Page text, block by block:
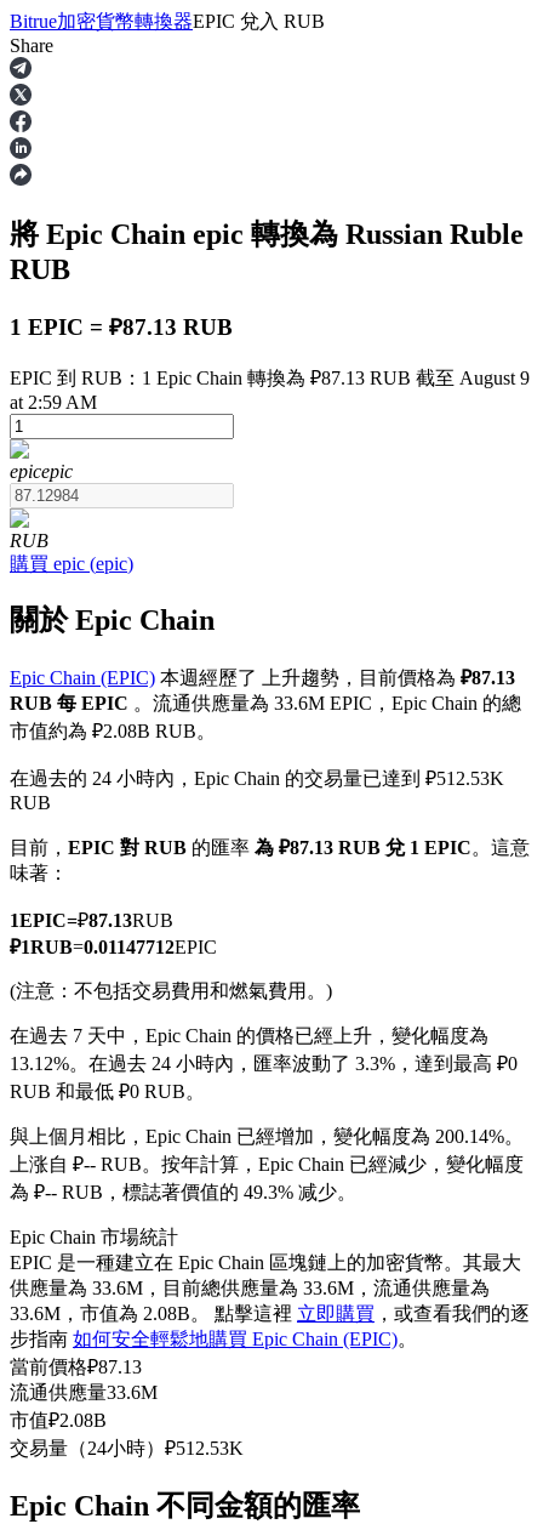
合約
USDT永續
多種以USDT結算的永續合約
幣本位永續
以數字貨幣為保證金的永續合約
美股、外匯、貴金屬及大宗商品衍生性商品
多種以USDC結算的永續合約
跟單
與頂尖交易專家同行
Bitrue加密貨幣轉換器EPIC 兌入 RUB
Share
將 Epic Chain epic 轉換為 Russian Ruble
RUB
1 EPIC = ₽87.13 RUB
EPIC 到 RUB：1 Epic Chain 轉換為 ₽87.13 RUB 截至 August 9
at 2:59 AM
epicepic
RUB
購買 epic (epic)
關於 Epic Chain
Epic Chain (EPIC) 本週經歷了 上升趨勢，目前價格為 ₽87.13
RUB 每 EPIC 。流通供應量為 33.6M EPIC，Epic Chain 的總
市值約為 ₽2.08B RUB。
在過去的 24 小時內，Epic Chain 的交易量已達到 ₽512.53K
RUB
目前， EPIC 對 RUB 的匯率 為 ₽87.13 RUB 兌 1 EPIC。這意
味著：
1EPIC=₽87.13RUB
₽1RUB=0.01147712EPIC
(注意：不包括交易費用和燃氣費用。)
在過去 7 天中，Epic Chain 的價格已經上升，變化幅度為
13.12%。 在過去 24 小時內，匯率波動了 3.3%，達到最高 ₽0
RUB 和最低 ₽0 RUB。
與上個月相比，Epic Chain 已經增加，變化幅度為 200.14%。
上涨自 ₽-- RUB。 按年計算，Epic Chain 已經減少，變化幅度
為 ₽-- RUB，標誌著價值的 49.3% 减少。
Epic Chain 市場統計
EPIC 是一種建立在 Epic Chain 區塊鏈上的加密貨幣。其最大
供應量為 33.6M，目前總供應量為 33.6M，流通供應量為
33.6M，市值為 2.08B。 點擊這裡 立即購買 ，或查看我們的逐
步指南 如何安全輕鬆地購買 Epic Chain (EPIC)。
當前價格₽87.13
流通供應量33.6M
市值₽2.08B
交易量（24小時） ₽512.53K
Epic Chain 不同金額的匯率